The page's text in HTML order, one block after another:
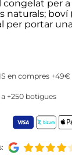
per a
boví
per portar
en compres +49€
+250 botigues